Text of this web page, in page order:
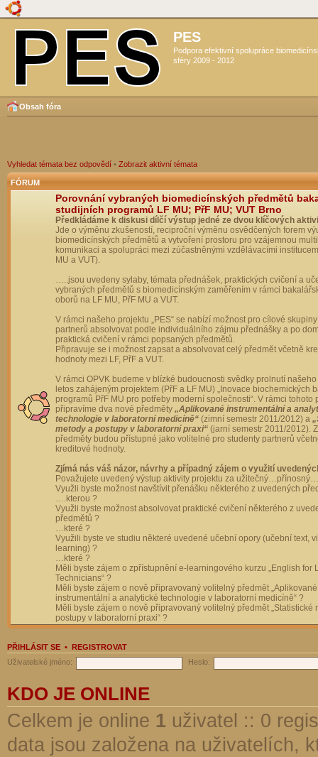
PES
Podpora efektivní spolupráce
sféry 2009 - 2012
Obsah fóra
Vyhledat témata bez odpovědí • Zobrazit aktivní témata
FÓRUM
Porovnání vybraných biomedicínských předmětů
studijních programů LF MU; PřF MU; VUT Brno
Předkládáme k diskusi dílčí výstup jedné ze dvou klíčových
Jde o výměnu zkušeností, reciproční výměnu osvědčených forem
biomedicínských předmětů a vytvoření prostoru pro vzájemnou
komunikaci a spolupráci mezi zúčastněnými vzdělávacími
MU a VUT).
…..jsou uvedeny sylaby, témata přednášek, praktických cvičení a
vybraných předmětů s biomedicínským zaměřením v rámci
oborů na LF MU, PřF MU a VUT.
V rámci našeho projektu „PES“ se nabízí možnost pro cílové
partnerů absolvovat podle individuálního zájmu přednášky a po
praktická cvičení v rámci popsaných předmětů.
Připravuje se i možnost zapsat a absolvovat celý předmět včetně
hodnoty mezi LF, PřF a VUT.
V rámci OPVK budeme v blízké budoucnosti svědky prolnutí
letos zahájeným projektem (PřF a LF MU) „Inovace biochemických
programů PřF MU pro potřeby moderní společnosti“. V rámci tohoto
připravíme dva nové předměty „Aplikované instrumentální a
technologie v laboratorní medicíně“ (zimní semestr 2011/2012) a
metody a postupy v laboratorní praxi“ (jarní semestr 2011/2012).
předměty budou přístupné jako volitelné pro studenty partnerů
kreditové hodnoty.
Zjímá nás váš názor, návrhy a případný zájem o využití
Považujete uvedený výstup aktivity projektu za
Využli byste možnost navštívit přenášku některého z uvedených
….kterou ?
Využli byste možnost absolvovat praktické cvičení některého z
předmětů ?
…které ?
Využili byste ve studiu některé uvedené učební opory (učební text,
learning) ?
…které ?
Měli byste zájem o zpřístupnění e-learningového kurzu „English for
Technicians“ ?
Měli byste zájem o nově připravovaný volitelný předmět „Aplikované
instrumentální a analytické technologie v laboratorní medicíně“ ?
Měli byste zájem o nově připravovaný volitelný předmět „Statistické
postupy v laboratorní praxi“ ?
PŘIHLÁSIT SE • REGISTROVAT
Uživatelské jméno:
Heslo:
KDO JE ONLINE
Celkem je online 1 uživatel :: 0
data jsou založena na uživatelích,